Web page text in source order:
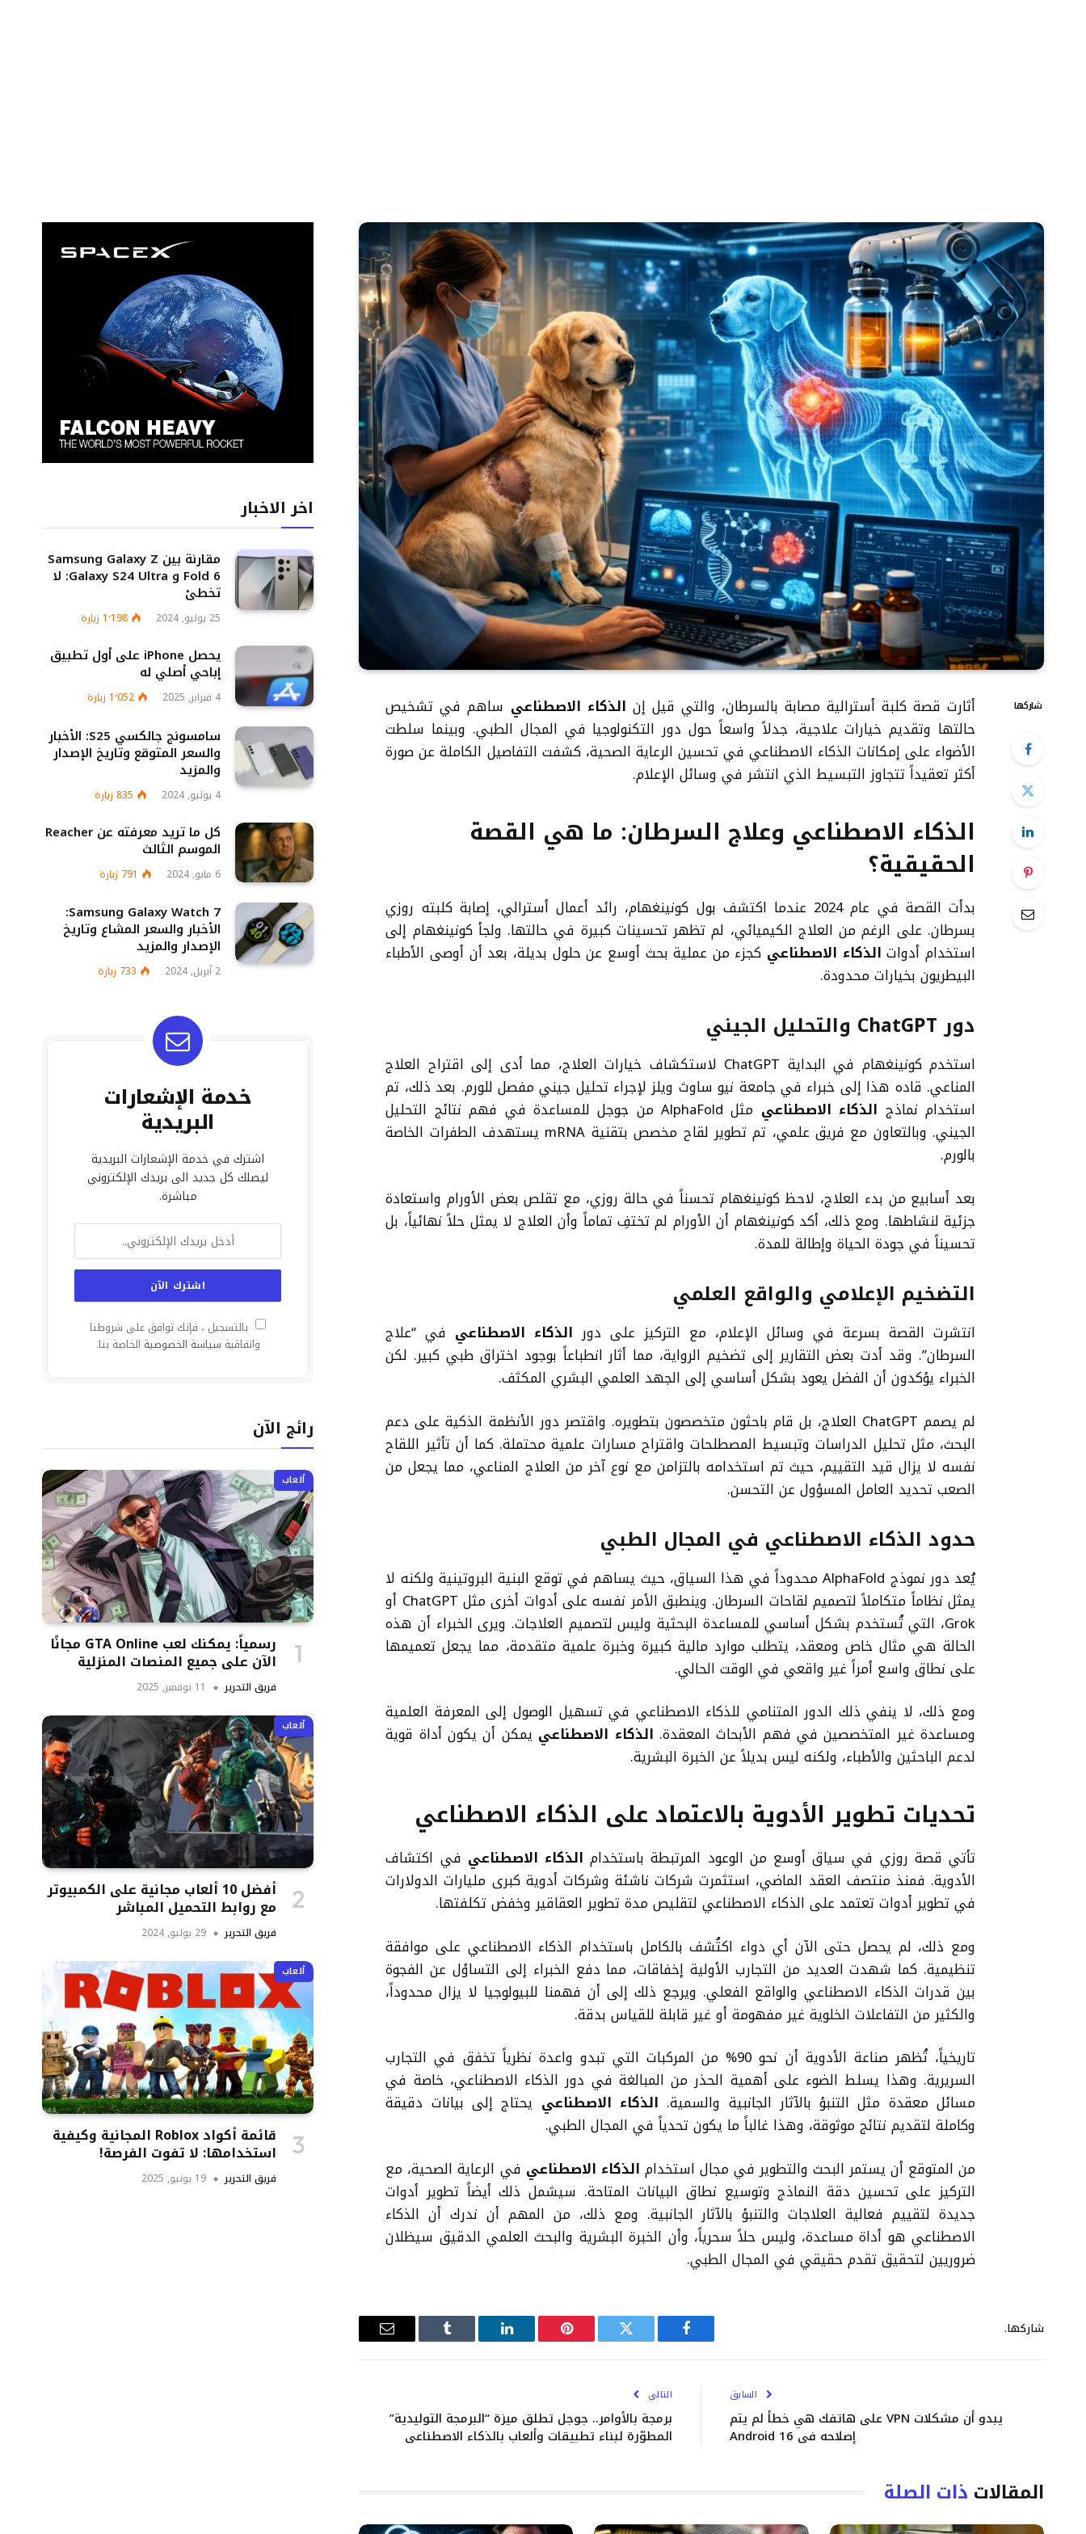
شاركها أثارت قصة كلبة أسترالية مصابة بالسرطان، والتي قيل إن الذكاء الاصطناعي ساهم في تشخيص
حالتها وتقديم خيارات علاجية، جدلاً واسعاً حول دور التكنولوجيا في المجال الطبي. وبينما سلطت
الأضواء على إمكانات الذكاء الاصطناعي في تحسين الرعاية الصحية، كشفت التفاصيل الكاملة عن صورة
أكثر تعقيداً تتجاوز التبسيط الذي انتشر في وسائل الإعلام.
الذكاء الاصطناعي وعلاج السرطان: ما هي القصة
الحقيقية؟
بدأت القصة في عام 2024 عندما اكتشف بول كونينغهام، رائد أعمال أسترالي، إصابة كلبته روزي
بسرطان. على الرغم من العلاج الكيميائي، لم تظهر تحسينات كبيرة في حالتها. ولجأ كونينغهام إلى
استخدام أدوات الذكاء الاصطناعي كجزء من عملية بحث أوسع عن حلول بديلة، بعد أن أوصى الأطباء
البيطريون بخيارات محدودة.
دور ChatGPT والتحليل الجيني
استخدم كونينغهام في البداية ChatGPT لاستكشاف خيارات العلاج، مما أدى إلى اقتراح العلاج
المناعي. قاده هذا إلى خبراء في جامعة نيو ساوث ويلز لإجراء تحليل جيني مفصل للورم. بعد ذلك، تم
استخدام نماذج الذكاء الاصطناعي
مثل AlphaFold من جوجل للمساعدة في فهم نتائج التحليل
الجيني. وبالتعاون مع فريق علمي، تم تطوير لقاح مخصص بتقنية mRNA يستهدف الطفرات الخاصة
بالورم.
بعد أسابيع من بدء العلاج، لاحظ كونينغهام تحسناً في حالة روزي، مع تقلص بعض الأورام واستعادة
جزئية لنشاطها. ومع ذلك، أكد كونينغهام أن الأورام لم تختفِ تماماً وأن العلاج لا يمثل حلاً نهائياً، بل
تحسيناً في جودة الحياة وإطالة للمدة.
التضخيم الإعلامي والواقع العلمي
انتشرت القصة بسرعة في وسائل الإعلام، مع التركيز على دور الذكاء الاصطناعي في “علاج
السرطان”. وقد أدت بعض التقارير إلى تضخيم الرواية، مما أثار انطباعاً بوجود اختراق طبي كبير. لكن
الخبراء يؤكدون أن الفضل يعود بشكل أساسي إلى الجهد العلمي البشري المكثف.
لم يصمم ChatGPT العلاج، بل قام باحثون متخصصون بتطويره. واقتصر دور الأنظمة الذكية على دعم
البحث، مثل تحليل الدراسات وتبسيط المصطلحات واقتراح مسارات علمية محتملة. كما أن تأثير اللقاح
نفسه لا يزال قيد التقييم، حيث تم استخدامه بالتزامن مع نوع آخر من العلاج المناعي، مما يجعل من
الصعب تحديد العامل المسؤول عن التحسن.
حدود الذكاء الاصطناعي في المجال الطبي
يُعد دور نموذج AlphaFold محدوداً في هذا السياق، حيث يساهم في توقع البنية البروتينية ولكنه لا
يمثل نظاماً متكاملاً لتصميم لقاحات السرطان. وينطبق الأمر نفسه على أدوات أخرى مثل ChatGPT أو
Grok، التي تُستخدم بشكل أساسي للمساعدة البحثية وليس لتصميم العلاجات. ويرى الخبراء أن هذه
الحالة هي مثال خاص ومعقد، يتطلب موارد مالية كبيرة وخبرة علمية متقدمة، مما يجعل تعميمها
على نطاق واسع أمراً غير واقعي في الوقت الحالي.
ومع ذلك، لا ينفي ذلك الدور المتنامي للذكاء الاصطناعي في تسهيل الوصول إلى المعرفة العلمية
ومساعدة غير المتخصصين في فهم الأبحاث المعقدة. الذكاء الاصطناعي يمكن أن يكون أداة قوية
لدعم الباحثين والأطباء، ولكنه ليس بديلاً عن الخبرة البشرية.
تحديات تطوير الأدوية بالاعتماد على الذكاء الاصطناعي
تأتي قصة روزي في سياق أوسع من الوعود المرتبطة باستخدام الذكاء الاصطناعي في اكتشاف
الأدوية. فمنذ منتصف العقد الماضي، استثمرت شركات ناشئة وشركات أدوية كبرى مليارات الدولارات
في تطوير أدوات تعتمد على الذكاء الاصطناعي لتقليص مدة تطوير العقاقير وخفض تكلفتها.
ومع ذلك، لم يحصل حتى الآن أي دواء اكتُشف بالكامل باستخدام الذكاء الاصطناعي على موافقة
تنظيمية. كما شهدت العديد من التجارب الأولية إخفاقات، مما دفع الخبراء إلى التساؤل عن الفجوة
بين قدرات الذكاء الاصطناعي والواقع الفعلي. ويرجع ذلك إلى أن فهمنا للبيولوجيا لا يزال محدوداً،
والكثير من التفاعلات الخلوية غير مفهومة أو غير قابلة للقياس بدقة.
تاريخياً، تُظهر صناعة الأدوية أن نحو 90% من المركبات التي تبدو واعدة نظرياً تخفق في التجارب
السريرية. وهذا يسلط الضوء على أهمية الحذر من المبالغة في دور الذكاء الاصطناعي، خاصة في
مسائل معقدة مثل التنبؤ بالآثار الجانبية والسمية. الذكاء الاصطناعي يحتاج إلى بيانات دقيقة
وكاملة لتقديم نتائج موثوقة، وهذا غالباً ما يكون تحدياً في المجال الطبي.
من المتوقع أن يستمر البحث والتطوير في مجال استخدام الذكاء الاصطناعي في الرعاية الصحية، مع
التركيز على تحسين دقة النماذج وتوسيع نطاق البيانات المتاحة. سيشمل ذلك أيضاً تطوير أدوات
جديدة لتقييم فعالية العلاجات والتنبؤ بالآثار الجانبية. ومع ذلك، من المهم أن ندرك أن الذكاء
الاصطناعي هو أداة مساعدة، وليس حلاً سحرياً، وأن الخبرة البشرية والبحث العلمي الدقيق سيظلان
ضروريين لتحقيق تقدم حقيقي في المجال الطبي.
شاركها. فيسبوك تويتر بينتيريستلينكدإن Tumblr البريد
السابق
يبدو أن مشكلات VPN على هاتفك هي خطأ لم يتم
إصلاحه في Android 16
التالي
برمجة بالأوامر.. جوجل تطلق ميزة “البرمجة التوليدية”
المطوّرة لبناء تطبيقات وألعاب بالذكاء الاصطناعي
المقالات ذات الصلة
اخر الاخبار
مقارنة بين Samsung Galaxy Z
Fold 6 و Galaxy S24 Ultra: لا
تخطئ
25 يوليو, 2024 1٬198 زيارة
يحصل iPhone على أول تطبيق
إباحي أصلي له
4 فبراير, 2025 1٬052 زيارة
سامسونج جالكسي S25: الأخبار
والسعر المتوقع وتاريخ الإصدار
والمزيد
4 يوليو, 2024 835 زيارة
كل ما تريد معرفته عن Reacher
الموسم الثالث
6 مايو, 2024 791 زيارة
Samsung Galaxy Watch 7:
الأخبار والسعر المشاع وتاريخ
الإصدار والمزيد
2 أبريل, 2024 733 زيارة
خدمة الإشعارات
البريدية
اشترك في خدمة الإشعارات البريدية
ليصلك كل جديد الى بريدك الإلكتروني
مباشرة.
بالتسجيل ، فإنك توافق على شروطنا
واتفاقية سياسة الخصوصية الخاصة بنا.
رائج الآن
ألعاب
رسمياً: يمكنك لعب GTA Online مجانًا
الآن على جميع المنصات المنزلية
فريق التحرير 11 نوفمبر, 2025
ألعاب
أفضل 10 ألعاب مجانية على الكمبيوتر
مع روابط التحميل المباشر
فريق التحرير 29 يوليو, 2024
ألعاب
قائمة أكواد Roblox المجانية وكيفية
استخدامها: لا تفوت الفرصة!
فريق التحرير 19 يونيو, 2025